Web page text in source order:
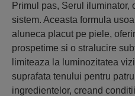
Primul pas, Serul iluminator,
sistem. Aceasta formula
aluneca placut pe piele,
prospetime si o stralucire
limiteaza la luminozitatea
suprafata tenului pentru
ingredientelor, creand